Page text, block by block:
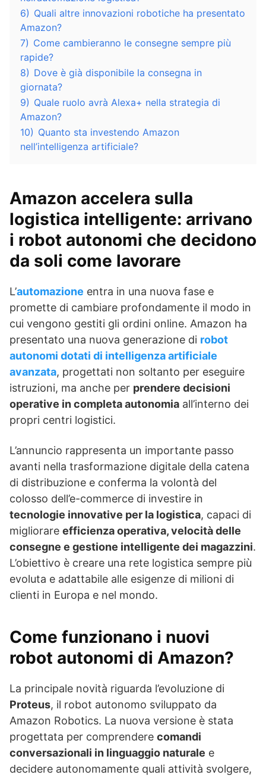
6) Quali altre innovazioni robotiche ha presentato
Amazon?
7) Come cambieranno le consegne sempre più
rapide?
8) Dove è già disponibile la consegna in
giornata?
9) Quale ruolo avrà Alexa+ nella strategia di
Amazon?
10) Quanto sta investendo Amazon
nell’intelligenza artificiale?
Amazon accelera sulla
logistica intelligente: arrivano
i robot autonomi che decidono
da soli come lavorare
L’automazione entra in una nuova fase e
promette di cambiare profondamente il modo in
cui vengono gestiti gli ordini online. Amazon ha
presentato una nuova generazione di robot
autonomi dotati di intelligenza artificiale
avanzata, progettati non soltanto per eseguire
istruzioni, ma anche per prendere decisioni
operative in completa autonomia all’interno dei
propri centri logistici.
L’annuncio rappresenta un importante passo
avanti nella trasformazione digitale della catena
di distribuzione e conferma la volontà del
colosso dell’e-commerce di investire in
tecnologie innovative per la logistica, capaci di
migliorare efficienza operativa, velocità delle
consegne e gestione intelligente dei magazzini.
L’obiettivo è creare una rete logistica sempre più
evoluta e adattabile alle esigenze di milioni di
clienti in Europa e nel mondo.
Come funzionano i nuovi
robot autonomi di Amazon?
La principale novità riguarda l’evoluzione di
Proteus, il robot autonomo sviluppato da
Amazon Robotics. La nuova versione è stata
progettata per comprendere comandi
conversazionali in linguaggio naturale e
decidere autonomamente quali attività svolgere,